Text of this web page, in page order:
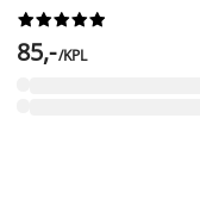






85,-/KPL